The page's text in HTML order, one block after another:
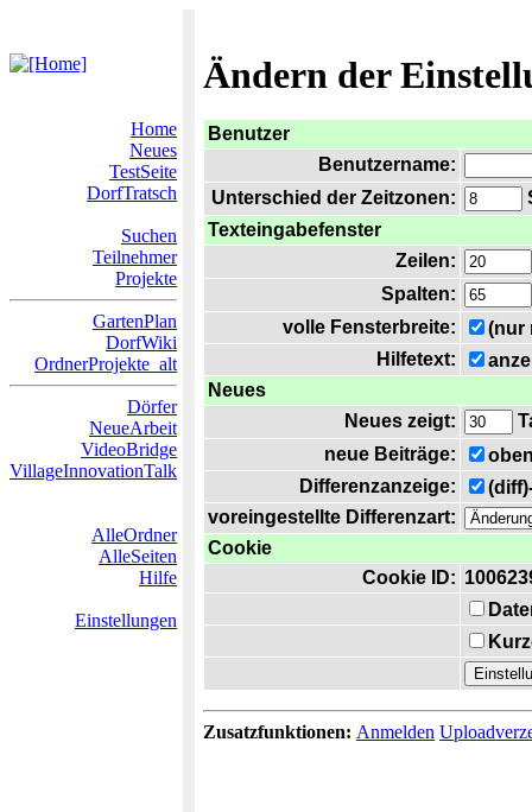
Ändern der
Home
Neues
TestSeite
DorfTratsch
Suchen
Teilnehmer
Projekte
GartenPlan
DorfWiki
OrdnerProjekte_alt
Dörfer
NeueArbeit
VideoBridge
VillageInnovationTalk
AlleOrdner
AlleSeiten
Hilfe
Einstellungen
Benutzer
Benutzername:
Unterschied der Zeitzonen:
Texteingabefenster
Zeilen:
Spalten:
volle Fensterbreite:
(nur
Hilfetext:
Neues
Neues zeigt:
neue Beiträge:
Differenzanzeige:
voreingestellte Differenzart:
Cookie
Cookie ID:
Zusatzfunktionen: Anmelden